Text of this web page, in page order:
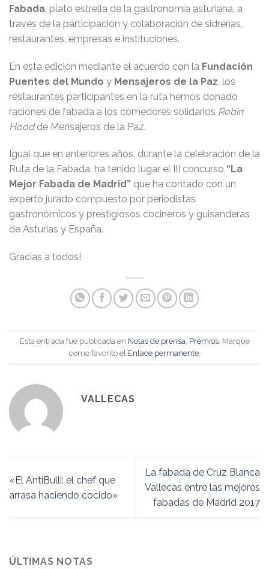
Fabada , plato estrella de la gastronomía asturiana, a
través de la participación y colaboración de sidrerías,
restaurantes, empresas e instituciones.
En esta edición mediante el acuerdo con la Fundación
Puentes del Mundo y Mensajeros de la Paz , los
restaurantes participantes en la ruta hemos donado
raciones de fabada a los comedores solidarios Robin
Hoodde Mensajeros de la Paz.
Igual que en anteriores años, durante la celebración de la
Ruta de la Fabada, ha tenido lugar el III concurso “La
Mejor Fabada de Madrid” que ha contado con un
experto jurado compuesto por periodistas
gastronómicos y prestigiosos cocineros y guisanderas
de Asturias y España.
Gracias a todos!
Esta entrada fue publicada en Notas de prensa Premios. Marque
como favorito el Enlace permanente.
VALLECAS
«El AntiBulli: el chef que
arrasa haciendo cocido»
La fabada de Cruz Blanca
Vallecas entre las mejores
fabadas de Madrid 2017
ÚLTIMAS NOTAS